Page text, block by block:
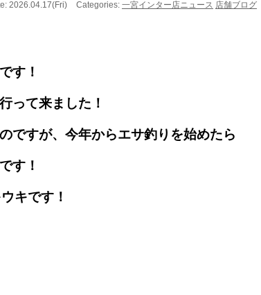
2026.04.17(Fri) Categories: 一宮インター店ニュース 店舗ブログ
す！
って来ました！
ですが、今年からエサ釣りを始めたら
す！
キです！